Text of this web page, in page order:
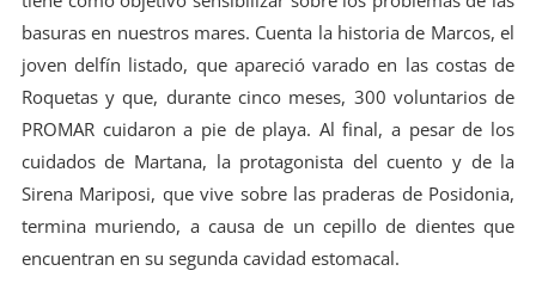
basuras en nuestros mares. Cuenta la historia de Marcos, el
joven delfín listado, que apareció varado en las costas de
Roquetas y que, durante cinco meses, 300 voluntarios de
PROMAR cuidaron a pie de playa. Al final, a pesar de los
cuidados de Martana, la protagonista del cuento y de la
Sirena Mariposi, que vive sobre las praderas de Posidonia,
termina muriendo, a causa de un cepillo de dientes que
encuentran en su segunda cavidad estomacal.